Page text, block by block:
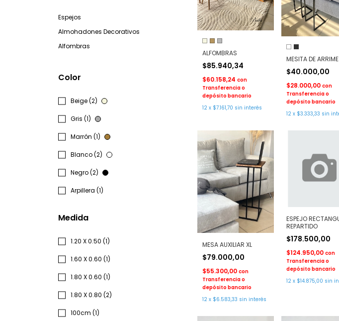
Espejos
Almohadones Decorativos
Alfombras
Color
Beige (2)
Gris (1)
Marrón (1)
Blanco (2)
Negro (2)
Arpillera (1)
Medida
1.20 X 0.50 (1)
1.60 X 0.60 (1)
1.80 X 0.60 (1)
1.80 X 0.80 (2)
100cm (1)
ALFOMBRAS
$85.940,34
$60.158,24 con
Transferencia o
depósito bancario
12 x $7.161,70 sin interés
MESITA DE ARRIME
$40.000,00
$28.000,00 con
Transferencia o
depósito bancario
12 x $3.333,33 sin
MESA AUXILIAR XL
$79.000,00
$55.300,00 con
Transferencia o
depósito bancario
12 x $6.583,33 sin interés
ESPEJO
REPARTIDO
$178.500,00
$124.950,00 con
Transferencia o
depósito bancario
12 x $14.875,00 sin